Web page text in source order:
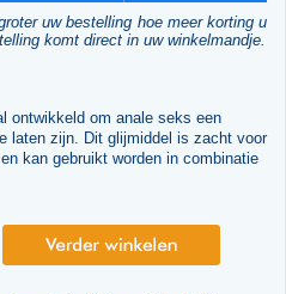
uw bestelling hoe meer korting u
komt direct in uw winkelmandje.
ontwikkeld om anale seks een
laten zijn. Dit glijmiddel is zacht voor
kan gebruikt worden in combinatie